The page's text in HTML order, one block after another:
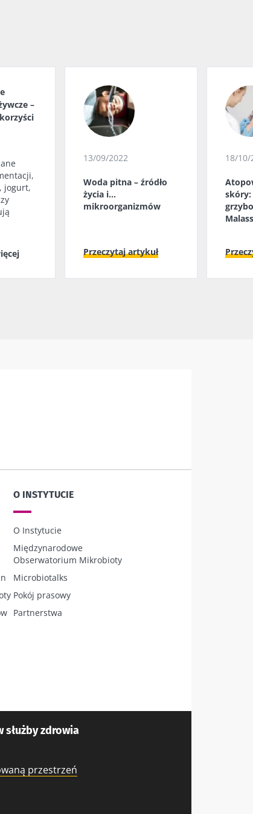
–
jogurt,
13/09/2022
Woda pitna – źródło
życia i...
mikroorganizmów
Przeczytaj artykuł
18/10/
O INSTYTUCIE
O Instytucie
Międzynarodowe
Obserwatorium Mikrobioty
Microbiotalks
Pokój prasowy
Partnerstwa
zdrowia
przestrzeń